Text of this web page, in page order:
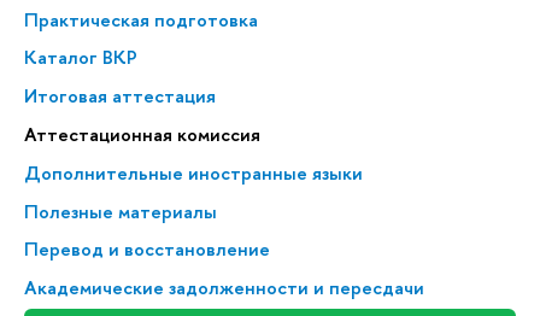
Практическая подготовка
Каталог ВКР
Итоговая аттестация
Аттестационная комиссия
Дополнительные иностранные языки
Полезные материалы
Перевод и восстановление
Академические задолженности и пересдачи